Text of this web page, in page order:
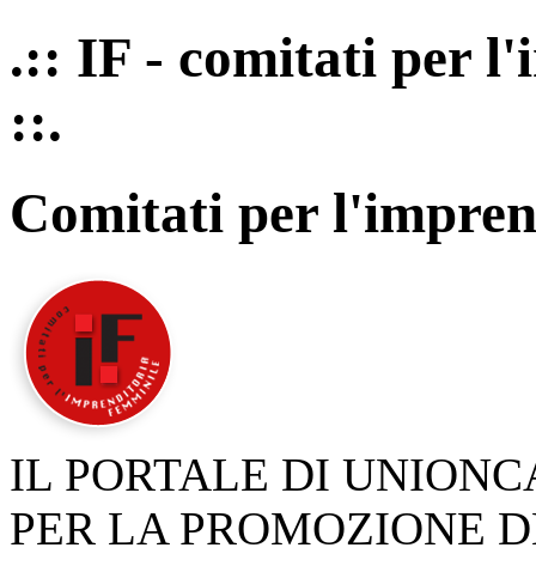
.:: IF - comitati per
::.
Comitati per
IL PORTALE DI
PER LA PROMOZIONE